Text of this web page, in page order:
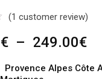
(1 customer review)
€ – 249.00€
Provence Alpes Côte